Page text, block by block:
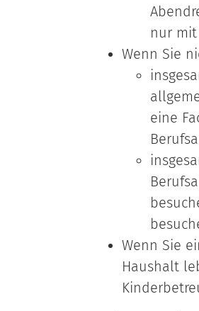
nur
Wenn Sie
eine
Wenn Sie
Haushalt